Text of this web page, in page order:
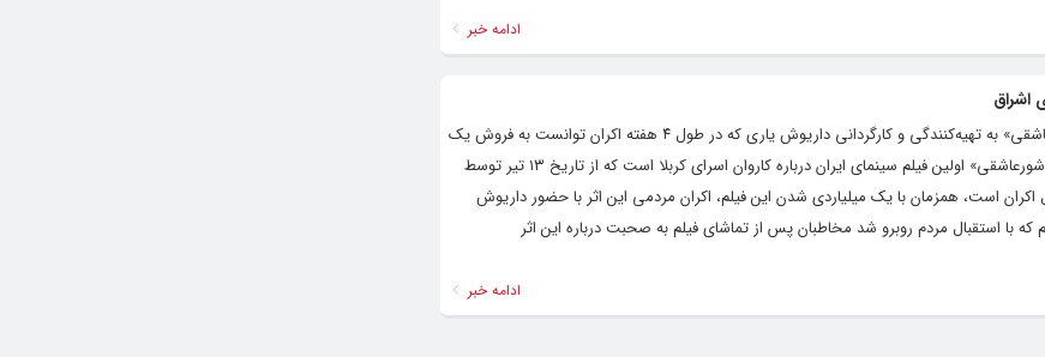
ادامه خبر
اشراق
به نقل از روابط عمومی فیلم، فیلم سینمایی «شورعاشقی» به تهیه‌کنندگی و کارگردانی داریوش یاری که در طول ۴ هفته اکران توانست به فروش یک
میلیارد تومانی در گیشه سینماها دست پیدا کند. «شورعاشقی» اولین فیلم سینمای ایران درباره کاروان اسرای کربلا است که از تاریخ ۱۳ تیر توسط
است، همزمان با یک میلیاردی شدن این فیلم، اکران مردمی این اثر با حضور داریوش
با استقبال مردم روبرو شد مخاطبان پس از تماشای فیلم به صحبت درباره این اثر
ادامه خبر